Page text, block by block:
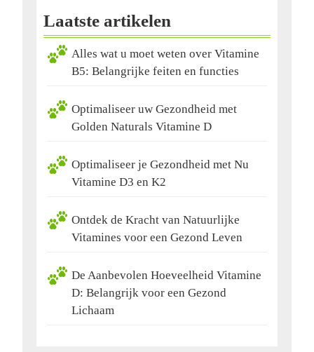
Laatste artikelen
Alles wat u moet weten over Vitamine
B5: Belangrijke feiten en functies
Optimaliseer uw Gezondheid met
Golden Naturals Vitamine D
Optimaliseer je Gezondheid met Nu
Vitamine D3 en K2
Ontdek de Kracht van Natuurlijke
Vitamines voor een Gezond Leven
De Aanbevolen Hoeveelheid Vitamine
D: Belangrijk voor een Gezond
Lichaam